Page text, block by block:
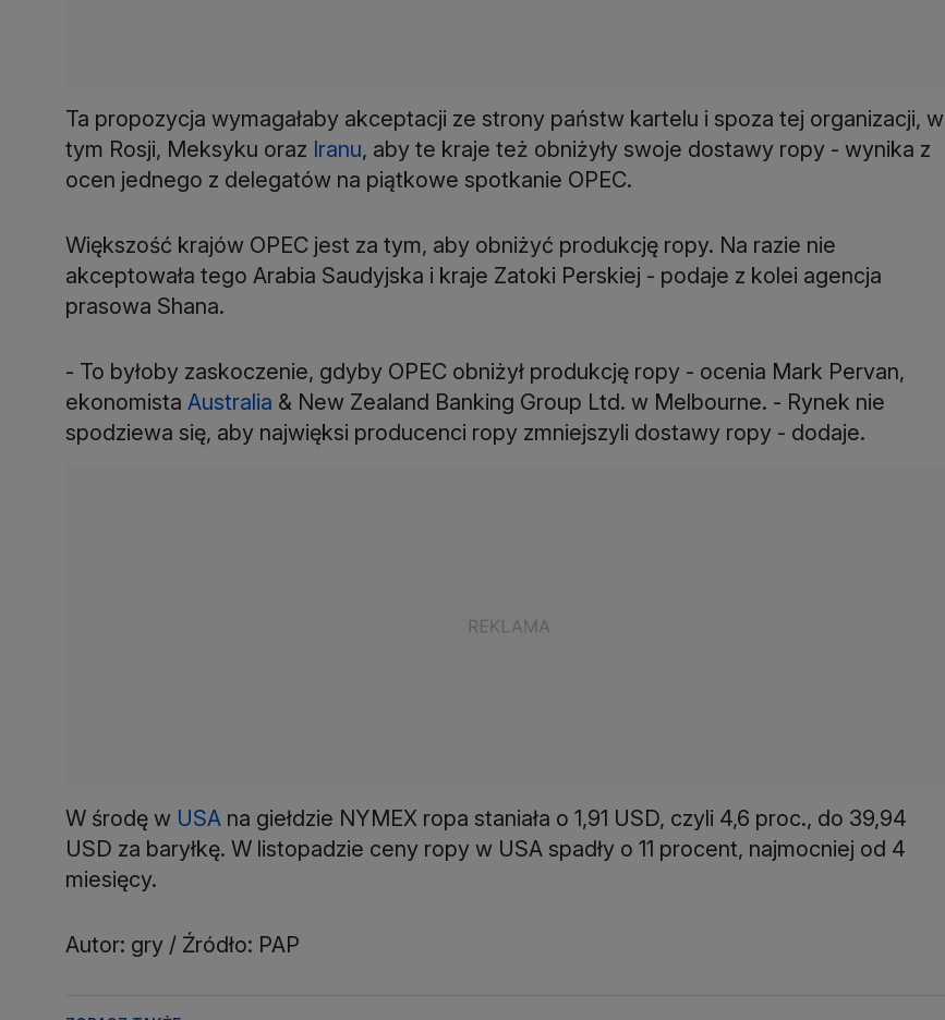
Ta propozycja wymagałaby akceptacji ze strony państw kartelu i spoza tej organizacji, w
tym Rosji, Meksyku oraz Iranu, aby te kraje też obniżyły swoje dostawy ropy - wynika z
ocen jednego z delegatów na piątkowe spotkanie OPEC.
Większość krajów OPEC jest za tym, aby obniżyć produkcję ropy. Na razie nie
akceptowała tego Arabia Saudyjska i kraje Zatoki Perskiej - podaje z kolei agencja
prasowa Shana.
- To byłoby zaskoczenie, gdyby OPEC obniżył produkcję ropy - ocenia Mark Pervan,
ekonomista Australia & New Zealand Banking Group Ltd. w Melbourne. - Rynek nie
spodziewa się, aby najwięksi producenci ropy zmniejszyli dostawy ropy - dodaje.
W środę w USA na giełdzie NYMEX ropa staniała o 1,91 USD, czyli 4,6 proc., do 39,94
USD za baryłkę. W listopadzie ceny ropy w USA spadły o 11 procent, najmocniej od 4
miesięcy.
Autor: gry / Źródło: PAP